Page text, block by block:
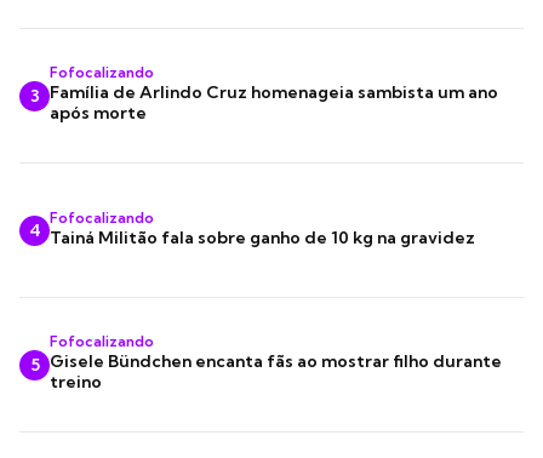
3
Fofocalizando
Família de Arlindo Cruz homenageia sambista um ano
após morte
4
Fofocalizando
Tainá Militão fala sobre ganho de 10 kg na gravidez
5
Fofocalizando
Gisele Bündchen encanta fãs ao mostrar filho durante
treino